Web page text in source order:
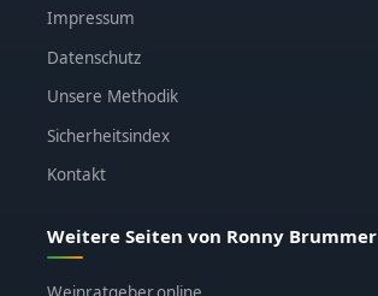
Impressum
Datenschutz
Unsere Methodik
Sicherheitsindex
Kontakt
Weitere Seiten von Ronny Brummer